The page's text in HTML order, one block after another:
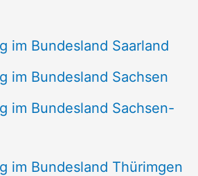
im Bundesland Saarland
im Bundesland Sachsen
im Bundesland Sachsen-
im Bundesland Thürimgen